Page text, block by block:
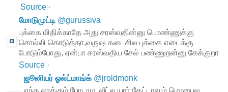
Source ·
மோடுமுட்டி @gurussiva
புக்கை மிதிக்காதே அது சரஸ்வதின்னு பொண்ணுக்கு
சொல்லி கொடுத்தா,வருஷ கடைசில புக்கை எடைக்கு
போடும்போது, ஏன்பா சரஸ்வதிய சேல் பண்ணுறன்னு கேக்குறா
Source ·
ஜூனியர் ஓல்ட்மாங்க் @jroldmonk
எந்த லாக்கும் போடாம, வீட்ல யார் கேட்டாலும் மொபைல